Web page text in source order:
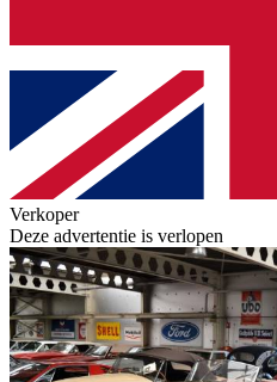
Verkoper
Deze advertentie is verlopen